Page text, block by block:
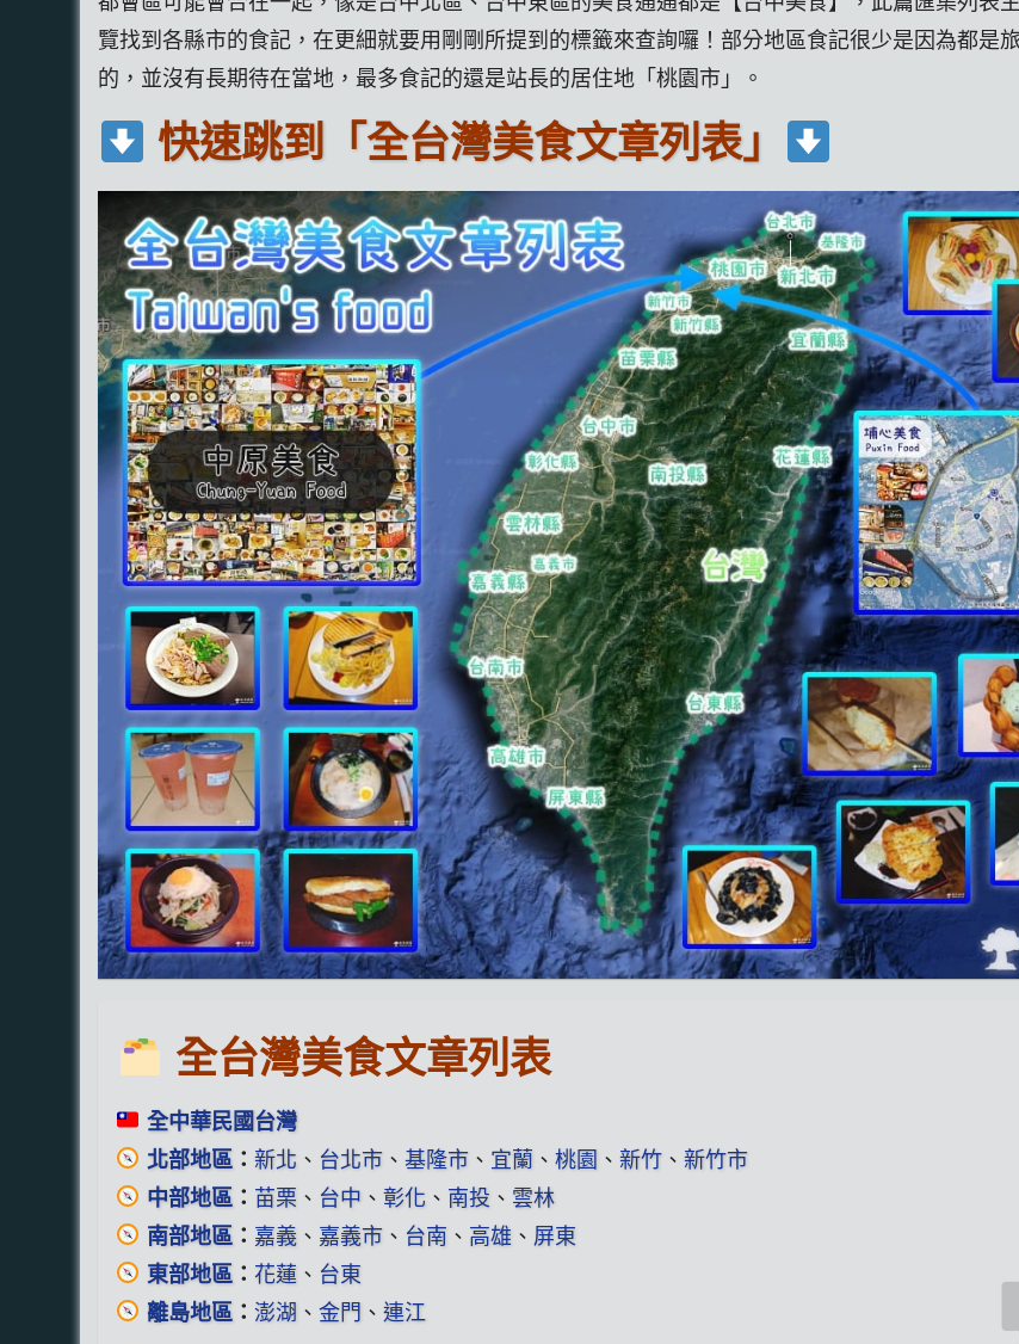
覽找到各縣市的食記，在更細就要用剛剛所提到的標籤來查詢囉！部分地區食記很少是因為都是
的，並沒有長期待在當地，最多食記的還是站長的居住地「桃園市」。
快速跳到「全台灣美食文章列表」
全台灣美食文章列表
全中華民國台灣
北部地區： 新北 、 台北市、 基隆市、 宜蘭 、 桃園 、 新竹、 新竹市
中部地區： 苗栗 、 台中 、 彰化 、 南投 、 雲林
南部地區： 嘉義 、 嘉義市、 台南 、 高雄 、 屏東
東部地區： 花蓮 、 台東
離島地區： 澎湖 、 金門 、 連江